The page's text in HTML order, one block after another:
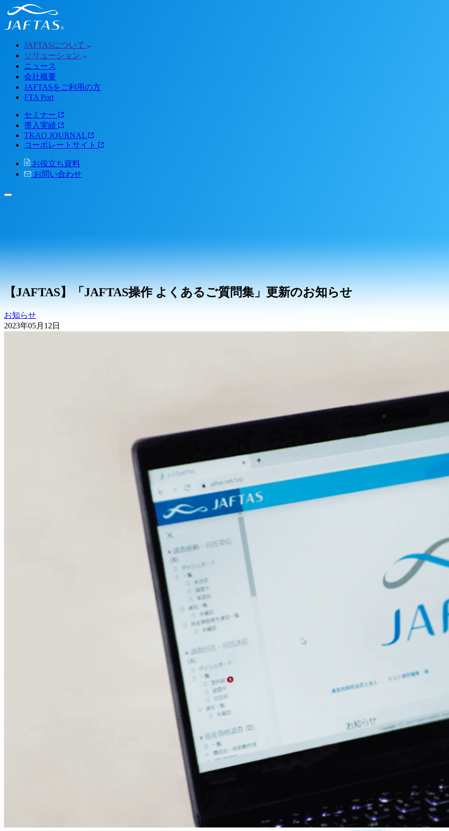
JAFTASについて
ソリューション
ニュース
会社概要
JAFTASをご利用の方
FTA Port
セミナー
導入実績
TKAO JOURNAL
コーポレートサイト
お役立ち資料
お問い合わせ
【JAFTAS】「JAFTAS操作 よくあるご質問集」更新のお知らせ
お知らせ
2023年05月12日